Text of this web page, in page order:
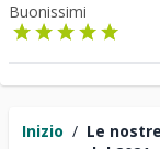
Inizio / Le
Buonissimi